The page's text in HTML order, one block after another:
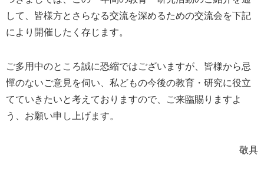
して、皆様方とさらなる交流を深めるための交流会を下記
により開催したく存じます。
ご多用中のところ誠に恐縮ではございますが、皆様から忌
憚のないご意見を伺い、私どもの今後の教育・研究に役立
てていきたいと考えておりますので、ご来臨賜りますよ
う、お願い申し上げます。
敬具